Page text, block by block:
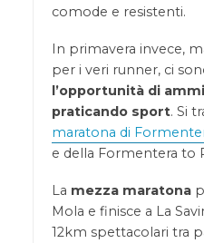
comode e resistenti.
In primavera invece,
per i veri runner, ci
l’opportunità di
praticando sport. Si
maratona di
e della Formentera to
La mezza maratona
Mola e finisce a La
12km spettacolari tra